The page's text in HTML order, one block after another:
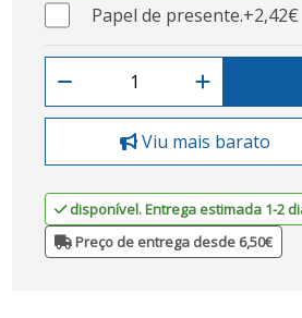
Papel de presente.+2,42€
Viu mais barato
disponível. Entrega estimada 1-2
Preço de entrega desde 6,50€